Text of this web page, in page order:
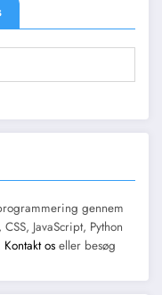
gennem
JavaScript, Python
Kontakt os eller besøg